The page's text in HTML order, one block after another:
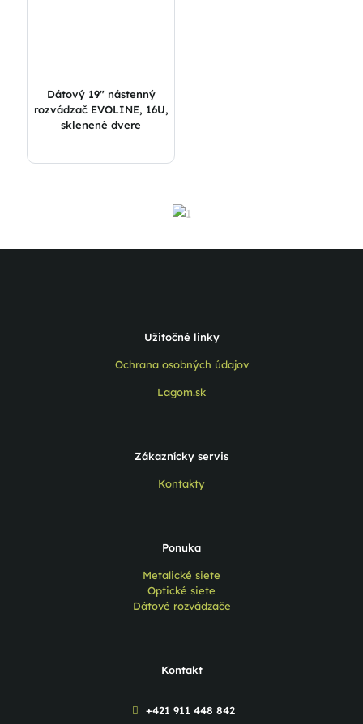
Dátový 19″ nástenný
rozvádzač EVOLINE, 16U,
sklenené dvere
Užitočné linky
Ochrana osobných údajov
Lagom.sk
Zákaznícky servis
Kontakty
Ponuka
Metalické siete
Optické siete
Dátové rozvádzače
Kontakt
+421 911 448 842